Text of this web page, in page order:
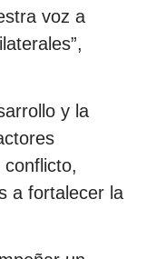
voz a
y la
a fortalecer la